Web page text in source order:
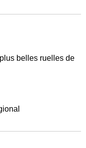
belles ruelles de